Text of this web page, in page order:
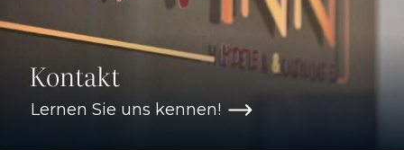
Kontakt
Lernen Sie uns kennen!